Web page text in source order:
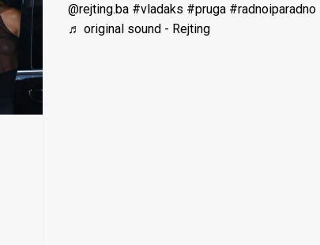
@rejting.ba #vladaks #pruga #radnoiparadno
♬ original sound - Rejting